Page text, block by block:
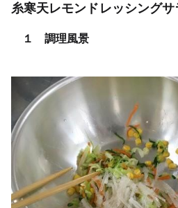
糸寒天レモンドレッシングサ
１ 調理風景